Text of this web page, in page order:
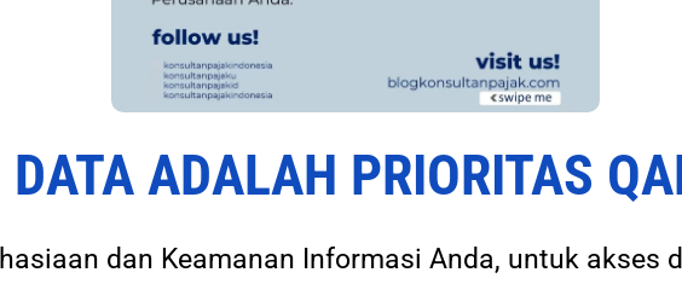
ADALAH PRIORITAS
dan Keamanan Informasi Anda, untuk akses